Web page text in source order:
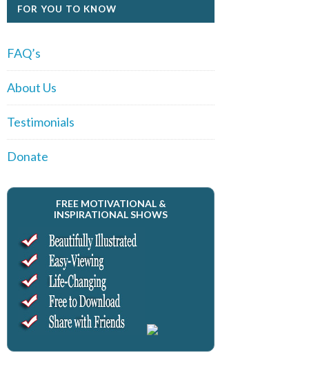
FOR YOU TO KNOW
FAQ’s
About Us
Testimonials
Donate
FREE MOTIVATIONAL &
INSPIRATIONAL SHOWS